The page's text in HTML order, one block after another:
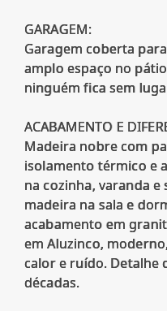
GARAGEM:
Garagem coberta
amplo espaço no
ninguém fica sem
ACABAMENTO E
Madeira nobre com
isolamento térmico e
na cozinha, varanda e
madeira na sala e
acabamento em
em Aluzinco,
calor e ruído. Detalhe
décadas.